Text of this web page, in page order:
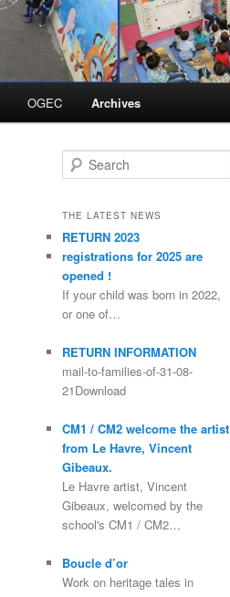
OGEC Archives
Search
THE LATEST NEWS
RETURN 2023
registrations for 2025 are
opened !
If your child was born in 2022,
or one of…
RETURN INFORMATION
mail-to-families-of-31-08-
21Download
CM1 / CM2 welcome the artist
from Le Havre, Vincent
Gibeaux.
Le Havre artist, Vincent
Gibeaux, welcomed by the
school's CM1 / CM2…
Boucle d’or
Work on heritage tales in